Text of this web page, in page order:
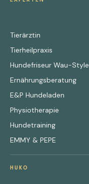
Tierärztin
Tierheilpraxis
Hundefriseur Wau-Style
Ernährungsberatung
E&P Hundeladen
Physiotherapie
Hundetraining
EMMY & PEPE
HUKO